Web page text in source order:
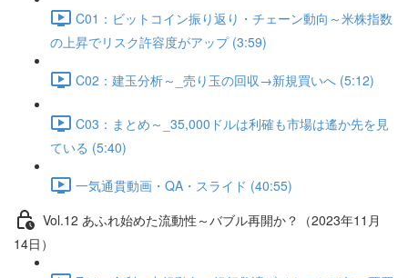
C01：ビットコイン振り返り・チェーン動向～米株指数
の上昇でリスク許容度がアップ (3:59)
C02：建玉分析～_売り玉の回収→新規買いへ (5:12)
C03：まとめ～_35,000ドルは利確も市場は遙か先を見
ている (5:40)
一気通貫動画・QA・スライド (40:55)
Vol.12 あふれ始めた流動性～バブル再開か？（2023年11月
14日）